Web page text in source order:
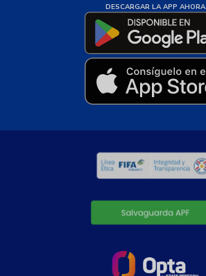
DESCARGAR LA APP AHORA